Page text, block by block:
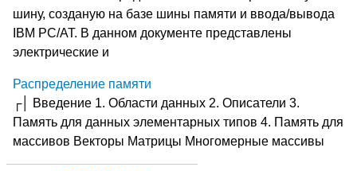
шину, созданую на базе шины памяти и ввода/вывода
IBM PC/AT. В данном документе представлены
электрические и
Распределение памяти
┌│ Введение 1. Области данных 2. Описатели 3.
Память для данных элементарных типов 4. Память для
массивов Векторы Матрицы Многомерные массивы